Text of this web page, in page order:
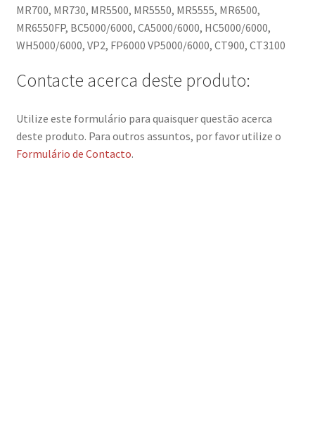
MR700, MR730, MR5500, MR5550, MR5555, MR6500,
MR6550FP, BC5000/6000, CA5000/6000, HC5000/6000,
WH5000/6000, VP2, FP6000 VP5000/6000, CT900, CT3100
Contacte acerca deste produto:
Utilize este formulário para quaisquer questão acerca
deste produto. Para outros assuntos, por favor utilize o
Formulário de Contacto.